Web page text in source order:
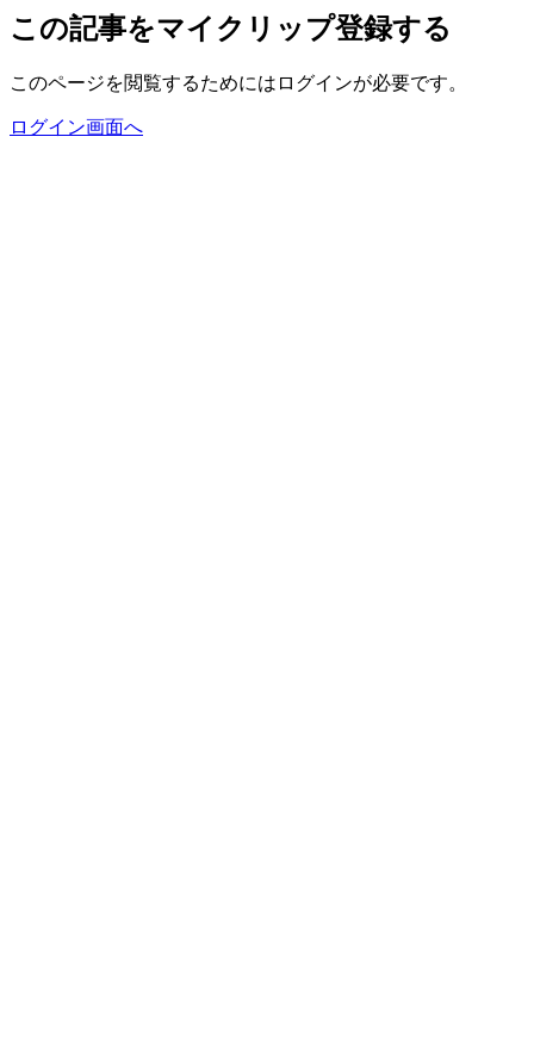
この記事をマイクリップ登録する
このページを閲覧するためにはログインが必要です。
ログイン画面へ